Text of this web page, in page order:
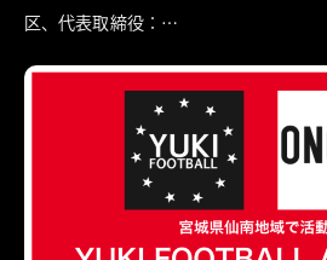
区、代表取締役：…